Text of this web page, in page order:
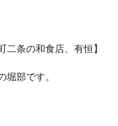
条の和食店、有恒】
堀部です。